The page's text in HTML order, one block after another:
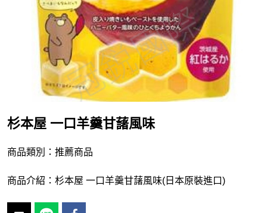
杉本屋 一口羊羹甘藷風味
商品類別：推薦商品
商品介紹：杉本屋 一口羊羹甘藷風味(日本原裝進口)